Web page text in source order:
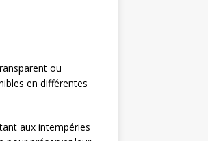
ou
en différentes
aux intempéries